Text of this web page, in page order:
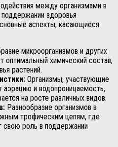
между организмами в
здоровья
аспекты, касающиеся
микроорганизмов и других
оптимальный химический состав,
растений.
Организмы, участвующие
аэрацию и водопроницаемость,
на росте различных видов.
Разнообразие организмов в
трофическим цепям, где
свою роль в поддержании